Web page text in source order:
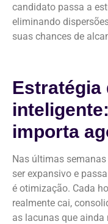
candidato passa a
eliminando
suas chances de
Estratégia
importa
Nas últimas
ser expansivo e
é otimização. Cada
realmente cai,
as lacunas que ainda